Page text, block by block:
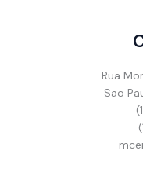
Rua
São